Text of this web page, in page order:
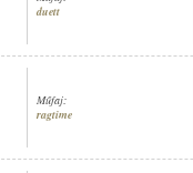
duett
Műfaj:
ragtime